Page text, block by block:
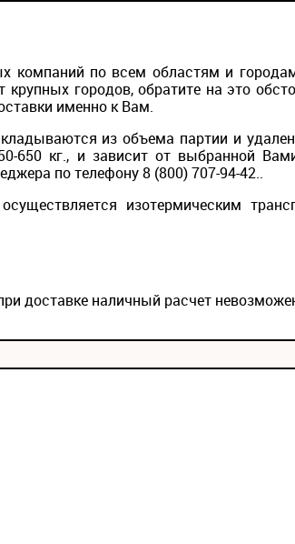
компаний по всем областям и
городов, обратите на это
именно к Вам.
из объема партии и
650 кг., и зависит от выбранной
по телефону 8 (800) 707-94-42..
изотермическим
доставке наличный расчет